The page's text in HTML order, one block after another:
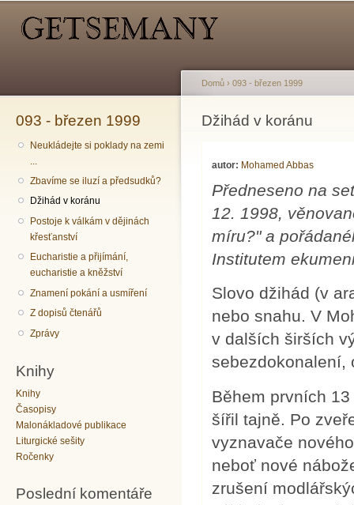
093 - březen 1999
Neukládejte si poklady na zemi
Zbavíme se iluzí a předsudků?
Džihád v koránu
Postoje k válkám v dějinách
křesťanství
Eucharistie a přijímání,
eucharistie a kněžství
Znamení pokání a usmíření
Z dopisů čtenářů
Zprávy
Knihy
Knihy
Časopisy
Malonákladové publikace
Liturgické sešity
Ročenky
Poslední komentáře
Jste zde
Domů › 093 - březen 1999
Džihád v koránu
autor: Mohamed Abbas
Předneseno na
12. 1998,
míru?" a
Institutem
Slovo džihád (v
nebo snahu. V
v dalších širších
sebezdokonalení,
Během prvních
šířil tajně. Po
vyznavače
neboť nové
zrušení